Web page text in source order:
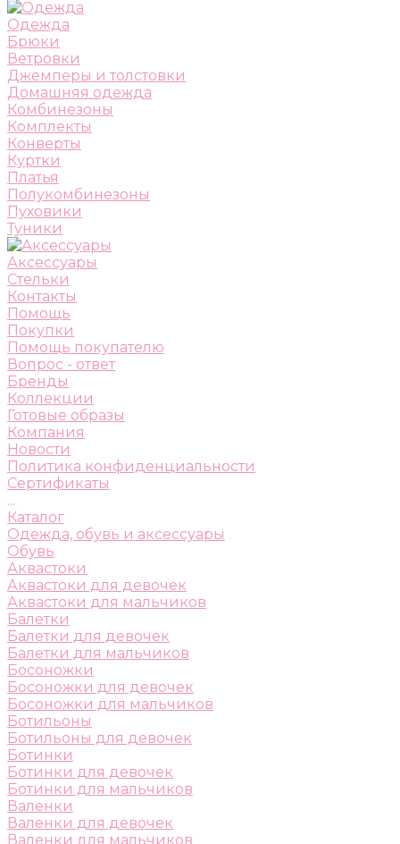
Одежда
Брюки
Ветровки
Джемперы и толстовки
Домашняя одежда
Комбинезоны
Комплекты
Конверты
Куртки
Платья
Полукомбинезоны
Пуховики
Туники
Аксессуары
Стельки
Контакты
Помощь
Покупки
Помощь покупателю
Вопрос - ответ
Бренды
Коллекции
Готовые образы
Компания
Новости
Политика конфиденциальности
Сертификаты
...
Каталог
Одежда, обувь и аксессуары
Обувь
Аквастоки
Аквастоки для девочек
Аквастоки для мальчиков
Балетки
Балетки для девочек
Балетки для мальчиков
Босоножки
Босоножки для девочек
Босоножки для мальчиков
Ботильоны
Ботильоны для девочек
Ботинки
Ботинки для девочек
Ботинки для мальчиков
Валенки
Валенки для девочек
Валенки для мальчиков